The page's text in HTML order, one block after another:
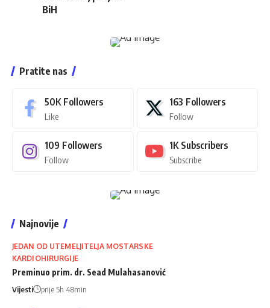
BiH
Pratite nas
50K Followers
Like
163 Followers
Follow
109 Followers
Follow
1K Subscribers
Subscribe
Najnovije
JEDAN OD UTEMELJITELJA MOSTARSKE
KARDIOHIRURGIJE
Preminuo prim. dr. Sead Mulahasanović
Vijesti prije 5h 48min